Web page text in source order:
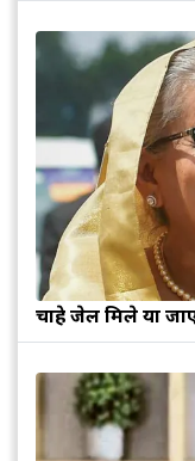
चाहे जेल मिले या